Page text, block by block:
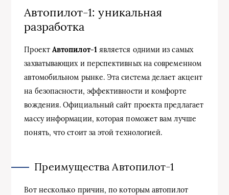
Автопилот-1: уникальная
разработка
Проект Автопилот-1является одними из самых
захватывающих и перспективных на современном
автомобильном рынке. Эта система делает акцент
на безопасности, эффективности и комфорте
вождения. Официальный сайт проекта предлагает
массу информации, которая поможет вам лучше
понять, что стоит за этой технологией.
Преимущества Автопилот-1
Вот несколько причин, по которым автопилот